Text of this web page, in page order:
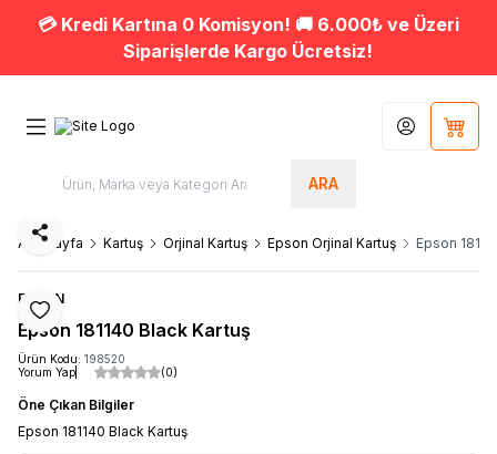
💳 Kredi Kartına 0 Komisyon! 🚚 6.000₺ ve Üzeri
Siparişlerde Kargo Ücretsiz!
ARA
Hesabım
Ana Sayfa Kartuş Orjinal Kartuş Epson Orjinal Kartuş Epson
Favoriye Ekle
Paylaş
EPSON
Epson 181140 Black Kartuş
Ürün Kodu: 198520
Yorum Yap
(0)
Öne Çıkan Bilgiler
Epson 181140 Black Kartuş